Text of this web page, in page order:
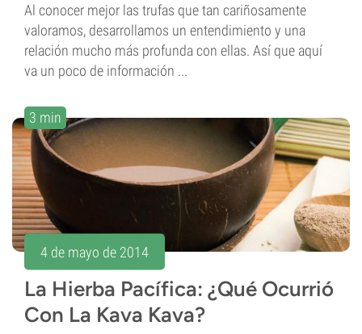
Al conocer mejor las trufas que tan cariñosamente
valoramos, desarrollamos un entendimiento y una
relación mucho más profunda con ellas. Así que aquí
va un poco de información ...
3 min
4 de mayo de 2014
La Hierba Pacífica: ¿Qué Ocurrió
Con La Kava Kava?